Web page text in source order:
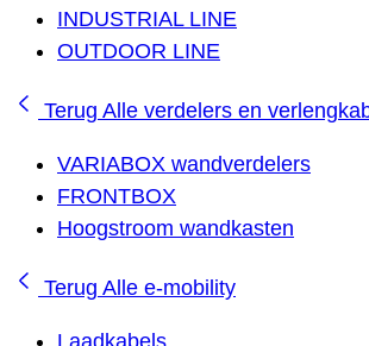
INDUSTRIAL LINE
OUTDOOR LINE
Terug Alle verdelers en
VARIABOX wandverdelers
FRONTBOX
Hoogstroom wandkasten
Terug Alle e-mobility
Laadkabels